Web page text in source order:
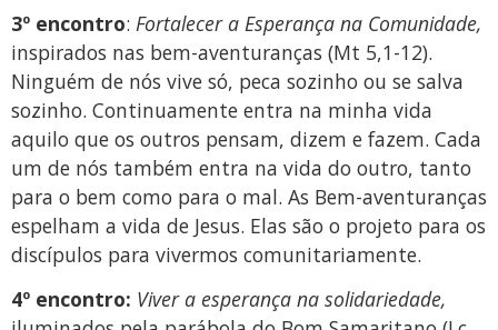
3º encontro: Fortalecer a Esperança na Comunidade,
inspirados nas bem-aventuranças (Mt 5,1-12).
Ninguém de nós vive só, peca sozinho ou se salva
sozinho. Continuamente entra na minha vida
aquilo que os outros pensam, dizem e fazem. Cada
um de nós também entra na vida do outro, tanto
para o bem como para o mal. As Bem-aventuranças
espelham a vida de Jesus. Elas são o projeto para os
discípulos para vivermos comunitariamente.
4º encontro: Viver a esperança na solidariedade,